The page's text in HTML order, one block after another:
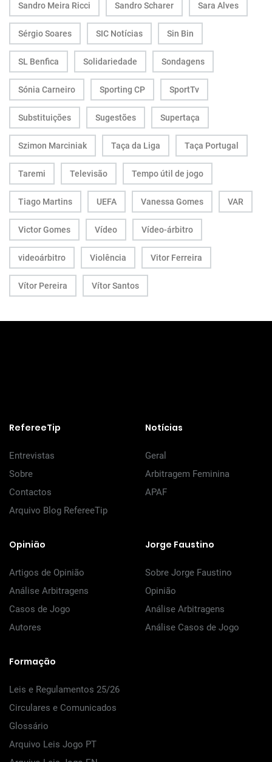
Sandro Meira Ricci Sandro Scharer Sara Alves
Sérgio Soares SIC Notícias Sin Bin
SL Benfica Solidariedade Sondagens
Sónia Carneiro Sporting CP SportTv
Substituições Sugestões Supertaça
Szimon Marciniak Taça da Liga Taça Portugal
Taremi Televisão Tempo útil de jogo
Tiago Martins UEFA Vanessa Gomes VAR
Victor Gomes Vídeo Vídeo-árbitro
videoárbitro Violência Vitor Ferreira
Vítor Pereira Vítor Santos
RefereeTip
Entrevistas
Sobre
Contactos
Arquivo Blog RefereeTip
Notícias
Geral
Arbitragem Feminina
APAF
Opinião
Artigos de Opinião
Análise Arbitragens
Casos de Jogo
Autores
Jorge Faustino
Sobre Jorge Faustino
Opinião
Análise Arbitragens
Análise Casos de Jogo
Formação
Leis e Regulamentos 25/26
Circulares e Comunicados
Glossário
Arquivo Leis Jogo PT